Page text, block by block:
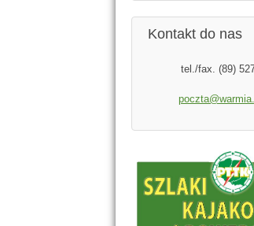
Kontakt do nas
tel./fax. (89)